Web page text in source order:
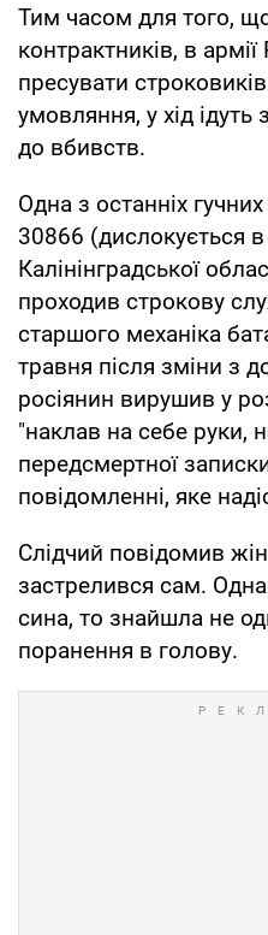
Тим часом для того,
контрактників, в
пресувати
умовляння, у хід
до вбивств.
Одна з останніх
30866 (дислокується
Калінінградської
проходив строкову
старшого механіка
травня після зміни з
росіянин вирушив у
"наклав на себе руки,
передсмертної
повідомленні, яке
Слідчий повідомив
застрелився сам.
сина, то знайшла не
поранення в голову.